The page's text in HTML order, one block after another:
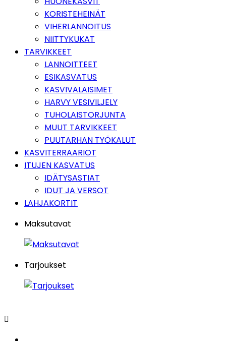
KORISTEHEINÄT
VIHERLANNOITUS
NIITTYKUKAT
TARVIKKEET
LANNOITTEET
ESIKASVATUS
KASVIVALAISIMET
HARVY VESIVILJELY
TUHOLAISTORJUNTA
MUUT TARVIKKEET
PUUTARHAN TYÖKALUT
KASVITERRAARIOT
ITUJEN KASVATUS
IDÄTYSASTIAT
IDUT JA VERSOT
LAHJAKORTIT
Maksutavat
Tarjoukset
